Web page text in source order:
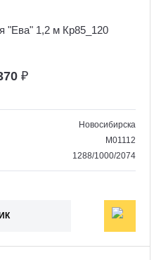
"Ева" 1,2 м Кр85_120
₽
Новосибирска
M01112
1288/1000/2074